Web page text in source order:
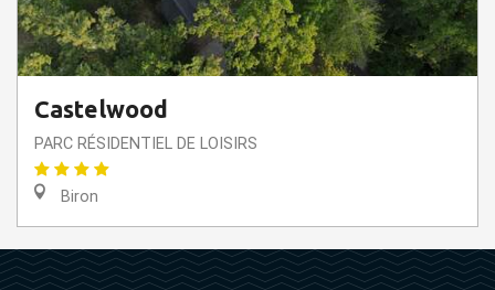
Castelwood
PARC RÉSIDENTIEL DE LOISIRS
Biron